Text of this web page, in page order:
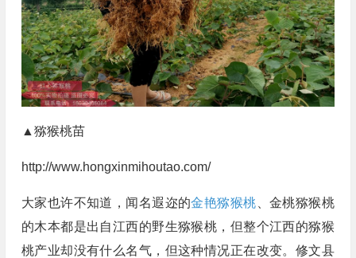
▲猕猴桃苗
http://www.hongxinmihoutao.com/
大家也许不知道，闻名遐迩的金艳猕猴桃 、金桃猕猴桃
的木本都是出自江西的野生猕猴桃，但整个江西的猕猴
桃产业却没有什么名气，但这种情况正在改变。修文县